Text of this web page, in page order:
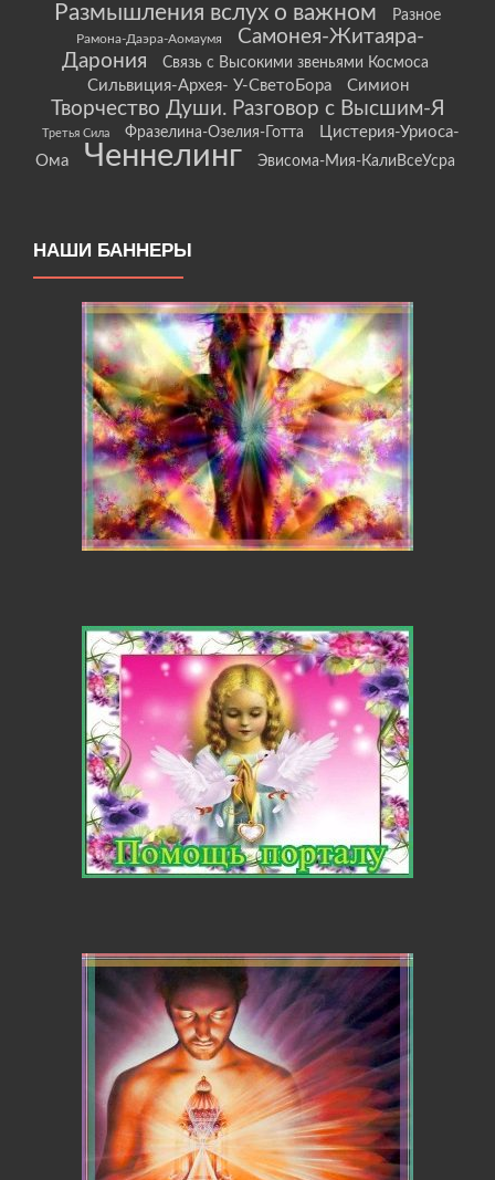
Размышления вслух о важном Разное
Рамона-Даэра-Аомаумя
Самонея-Житаяра-
Дарония
Связь с Высокими звеньями Космоса
Сильвиция-Архея- У-СветоБора Симион
Творчество Души. Разговор с Высшим-Я
Третья Сила Фразелина-Озелия-Готта
Цистерия-Уриоса-
Ома
Ченнелинг Эвисома-Мия-КалиВсеУсра
НАШИ БАННЕРЫ